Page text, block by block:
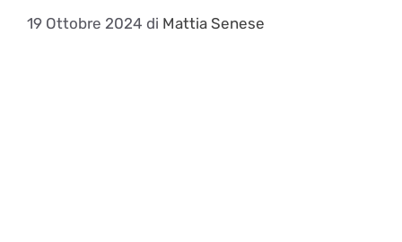
19 Ottobre 2024 di Mattia Senese